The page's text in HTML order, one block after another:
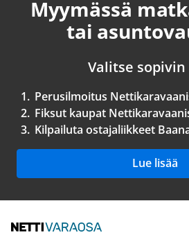
Myymässä
tai
Valitse sopivin
1. Perusilmoitus
2. Fiksut kaupat
3. Kilpailuta ostajaliikkeet
Lue lisää